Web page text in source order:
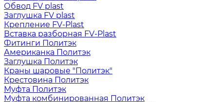
Обвод FV plast
Заглушка FV plast
Крепление FV-Plast
Вставка разборная FV-Plast
Фитинги Политэк
Американка Политэк
Заглушка Политэк
Краны шаровые "Политэк"
Крестовина Политэк
Муфта Политэк
Муфта комбинированная Политэк